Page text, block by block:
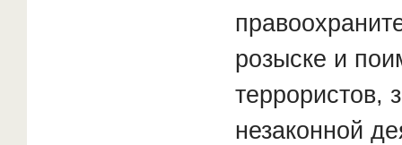
розыске и
террористов,
незаконной